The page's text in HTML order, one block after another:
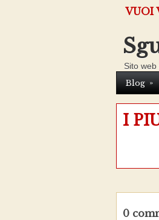
VUOI
Sito
Blog »
I
0